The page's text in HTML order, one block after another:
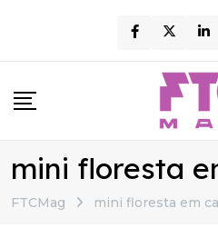
content
mini floresta
FTCMag mini floresta em